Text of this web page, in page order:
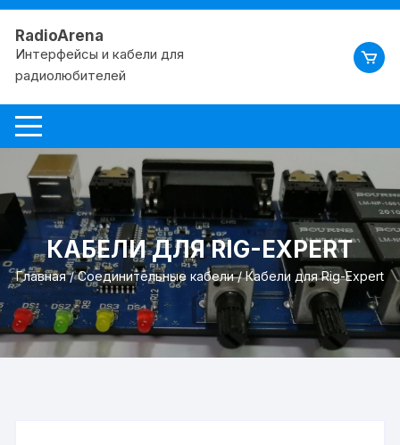
RadioArena
Интерфейсы и кабели для
радиолюбителей
КАБЕЛИ ДЛЯ RIG-EXPERT
Главная/Соединительные кабели/ Кабели для Rig-Expert